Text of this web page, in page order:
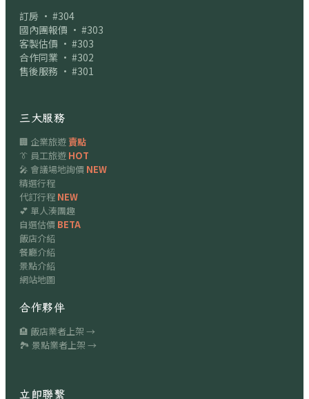
訂房 · #304
國內團報價 · #303
客製估價 · #303
合作同業 · #302
售後服務 · #301
三大服務
🏢 企業旅遊賣點
👔 員工旅遊 HOT
🎤 會議場地詢價 NEW
精選行程
代訂行程 NEW
💕 單人湊團趣
自選估價 BETA
飯店介紹
餐廳介紹
景點介紹
網站地圖
合作夥伴
🏨 飯店業者上架 →
🏞 景點業者上架 →
立即聯繫